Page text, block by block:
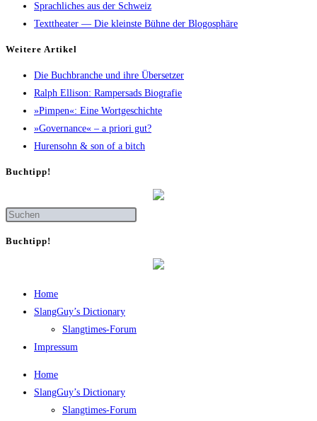
Sprachliches aus der Schweiz
Texttheater — Die kleinste Bühne der Blogosphäre
Wei­te­re Artikel
Die Buch­bran­che und ihre Übersetzer
Ralph Elli­son: Ram­pers­ads Biografie
»Pim­pen«: Eine Wortgeschichte
»Gover­nan­ce« – a prio­ri gut?
Huren­sohn & son of a bitch
Buch­tipp!
Buch­tipp!
Home
SlangGuy’s Dic­tion­a­ry
Slang­times-Forum
Impres­sum
Home
SlangGuy’s Dic­tion­a­ry
Slang­times-Forum